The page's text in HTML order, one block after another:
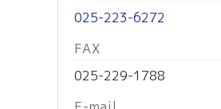
025-223-6272
FAX
025-229-1788